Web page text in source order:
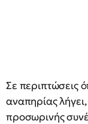
Σε περιπτώσεις
αναπηρίας
προσωρινής